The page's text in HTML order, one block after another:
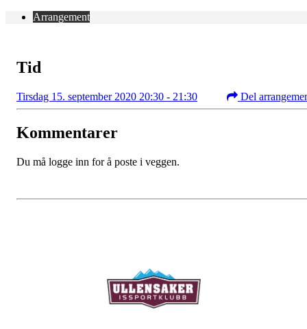
Arrangement
Tid
Tirsdag 15. september 2020 20:30 - 21:30 Del
Kommentarer
Du må logge inn for å poste i veggen.